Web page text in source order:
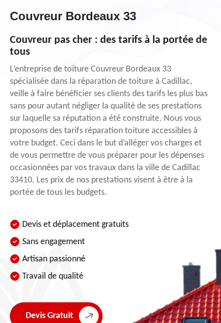
Couvreur Bordeaux 33
Couvreur pas cher : des tarifs à la portée de
tous
L’entreprise de toiture Couvreur Bordeaux 33
spécialisée dans la réparation de toiture à Cadillac,
veille à faire bénéficier ses clients des tarifs les plus bas
sans pour autant négliger la qualité de ses prestations
sur laquelle sa réputation a été construite. Nous vous
proposons des tarifs réparation toiture accessibles à
votre budget. Ceci dans le but d’alléger vos charges et
de vous permettre de vous préparer pour les dépenses
occasionnées par vos travaux dans la ville de Cadillac
33410. Les prix de nos prestations visent à être à la
portée de tous les budgets.
Devis et déplacement gratuits
Sans engagement
Artisan passionné
Travail de qualité
Devis Gratuit